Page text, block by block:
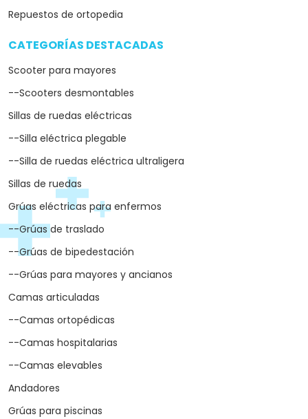
Repuestos de ortopedia
CATEGORÍAS DESTACADAS
Scooter para mayores
--Scooters desmontables
Sillas de ruedas eléctricas
--Silla eléctrica plegable
--Silla de ruedas eléctrica ultraligera
Sillas de ruedas
Grúas eléctricas para enfermos
--Grúas de traslado
--Grúas de bipedestación
--Grúas para mayores y ancianos
Camas articuladas
--Camas ortopédicas
--Camas hospitalarias
--Camas elevables
Andadores
Grúas para piscinas